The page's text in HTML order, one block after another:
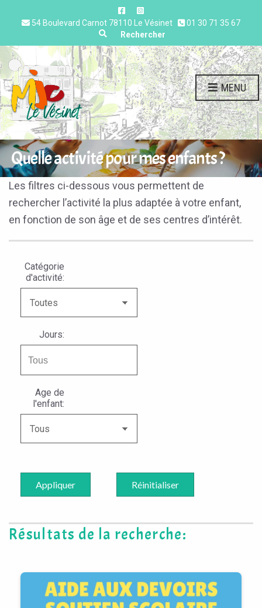
54 Boulevard Carnot 78110 Le Vésinet
01 30 71 35 67
Expand search form
Rechercher
MENU
Quelle activité pour mes enfants ?
Les filtres ci-dessous vous permettent de
rechercher l’activité la plus adaptée à votre enfant,
en fonction de son âge et de ses centres d’intérêt.
Catégorie
d'activité:
Jours:
Age de
l'enfant:
Appliquer Réinitialiser
Résultats de la recherche: